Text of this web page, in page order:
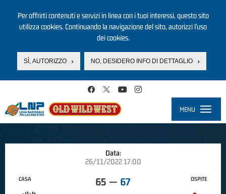
Per offrirti contenuti e servizi in linea con i tuoi interessi, questo sito
utilizza cookies. Continuando la navigazione del sito, autorizzi l’uso
dei cookies.
SÌ, AUTORIZZO NO, DESIDERO INFO DI DETTAGLIO
MENU
Data:
26/11/2022 17:00
CASA 65 — 67 OSPITE